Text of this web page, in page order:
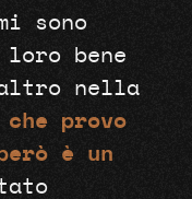
sono
bene
altro nella
provo
è un